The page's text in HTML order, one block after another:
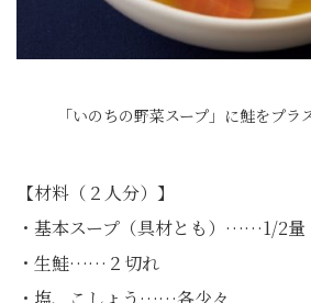
「いのちの野菜スープ」に鮭をプラ
【材料（２人分）】
・基本スープ（具材とも）……1/2量
・生鮭……２切れ